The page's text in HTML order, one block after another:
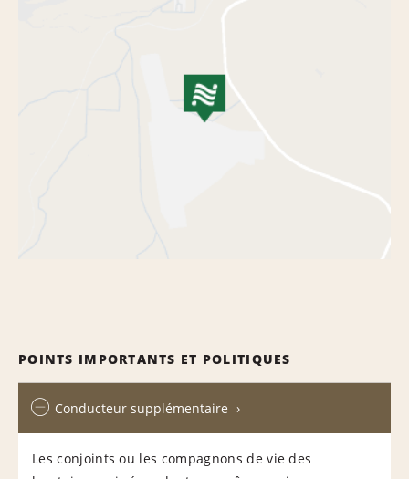
POINTS IMPORTANTS ET POLITIQUES
Conducteur supplémentaire
Les conjoints ou les compagnons de vie des